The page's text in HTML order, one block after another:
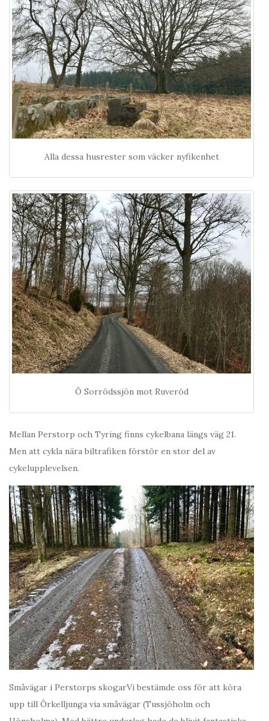
Alla dessa husrester som väcker nyfikenhet
Ö Sorrödssjön mot Ruveröd
Mellan Perstorp och Tyring finns cykelbana längs väg 21.
Men att cykla nära biltrafiken förstör en stor del av
cykelupplevelsen.
Småvägar i Perstorps skogarVi bestämde oss för att köra
upp till Örkelljunga via småvägar (Tussjöholm och